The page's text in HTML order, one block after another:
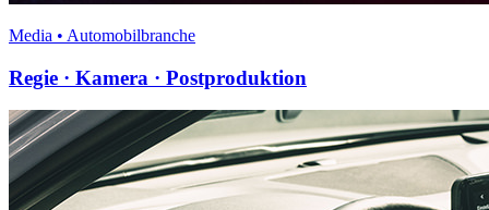
Media • Automobilbranche
Regie · Kamera · Postproduktion